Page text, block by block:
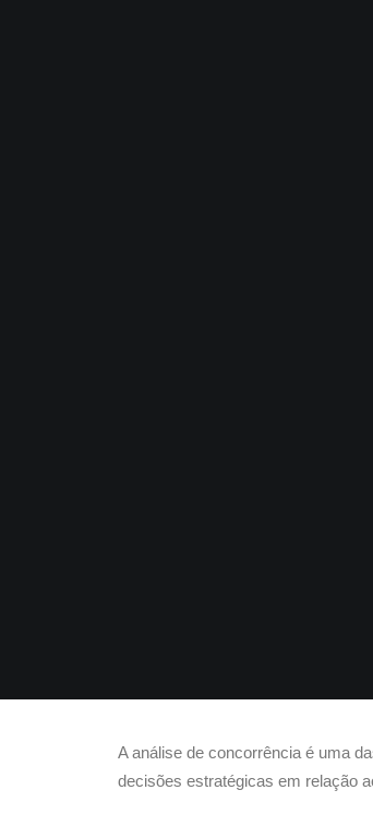
A análise de concorrência é uma
decisões estratégicas em relação